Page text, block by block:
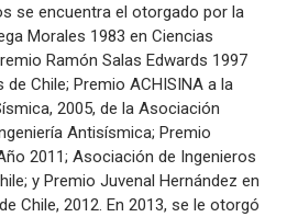
se encuentra el otorgado por la
Morales 1983 en Ciencias
Ramón Salas Edwards 1997
Chile; Premio ACHISINA a la
2005, de la Asociación
Antisísmica; Premio
2011; Asociación de Ingenieros
y Premio Juvenal Hernández en
Chile, 2012. En 2013, se le otorgó